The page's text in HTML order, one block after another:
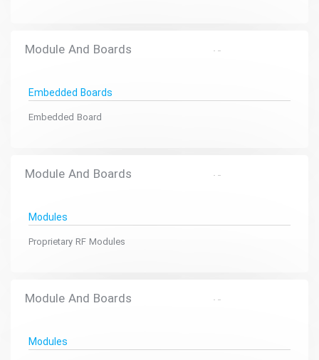
Module And Boards
Embedded Boards
Embedded Board
Module And Boards
Modules
Proprietary RF Modules
Module And Boards
Modules